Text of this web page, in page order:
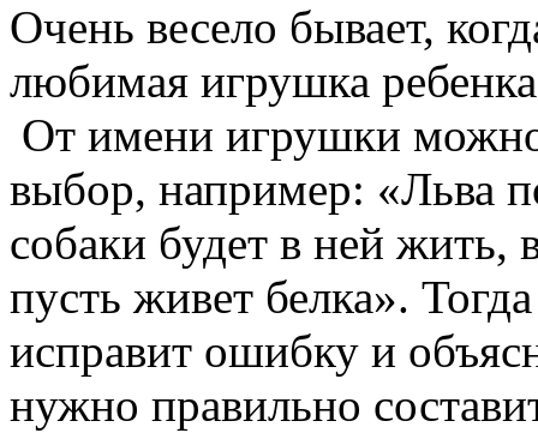
Очень весело бывает,
любимая игрушка
От имени игрушки можно
выбор, например: «Льва
собаки будет в ней жить,
пусть живет белка».
исправит ошибку и
нужно правильно